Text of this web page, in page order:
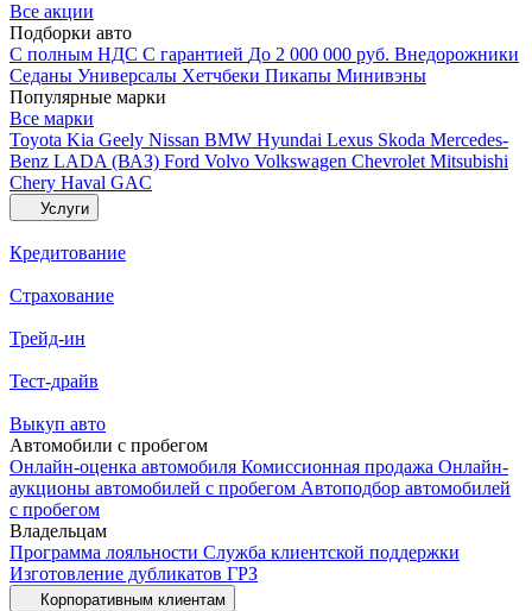
Все акции
Подборки авто
С полным НДС С гарантией До 2 000 000 руб. Внедорожники
Седаны Универсалы Хетчбеки Пикапы Минивэны
Популярные марки
Все марки
Toyota Kia Geely Nissan BMW Hyundai Lexus Skoda Mercedes-
Benz LADA (ВАЗ) Ford Volvo Volkswagen Chevrolet Mitsubishi
Chery Haval GAC
Услуги
Кредитование
Страхование
Трейд-ин
Тест-драйв
Выкуп авто
Автомобили с пробегом
Онлайн-оценка автомобиля Комиссионная продажа Онлайн-
аукционы автомобилей с пробегом Автоподбор автомобилей
с пробегом
Владельцам
Программа лояльности Служба клиентской поддержки
Изготовление дубликатов ГРЗ
Корпоративным клиентам